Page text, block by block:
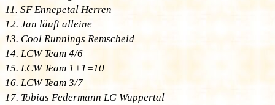
11. SF Ennepetal Herren
12. Jan läuft alleine
13. Cool Runnings Remscheid
14. LCW Team 4/6
15. LCW Team 1+1=10
16. LCW Team 3/7
17. Tobias Federmann LG Wuppertal